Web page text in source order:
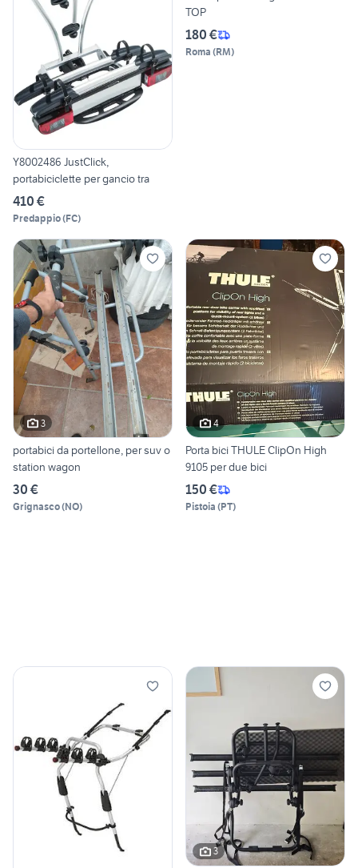
Y8002486 JustClick,
portabiciclette per gancio tra
410 €
Predappio(FC)
TOP
180 €
Roma (RM)
3
portabici da portellone, per suv o
station wagon
30 €
Grignasco(NO)
4
Porta bici THULE ClipOn High
9105 per due bici
150 €
Pistoia (PT)
3